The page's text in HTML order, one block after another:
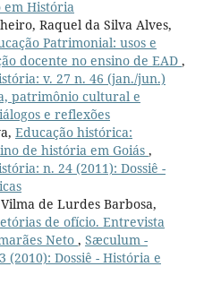
em História
Raquel da Silva Alves,
Patrimonial: usos e
docente no ensino de EAD ,
v. 27 n. 46 (jan./jun.)
patrimônio cultural e
e reflexões
Educação histórica:
de história em Goiás ,
n. 24 (2011): Dossiê -
de Lurdes Barbosa,
de ofício. Entrevista
Neto , Sæculum -
(2010): Dossiê - História e